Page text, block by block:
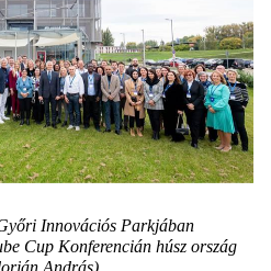
Innovációs Parkjában
Cup Konferencián húsz ország